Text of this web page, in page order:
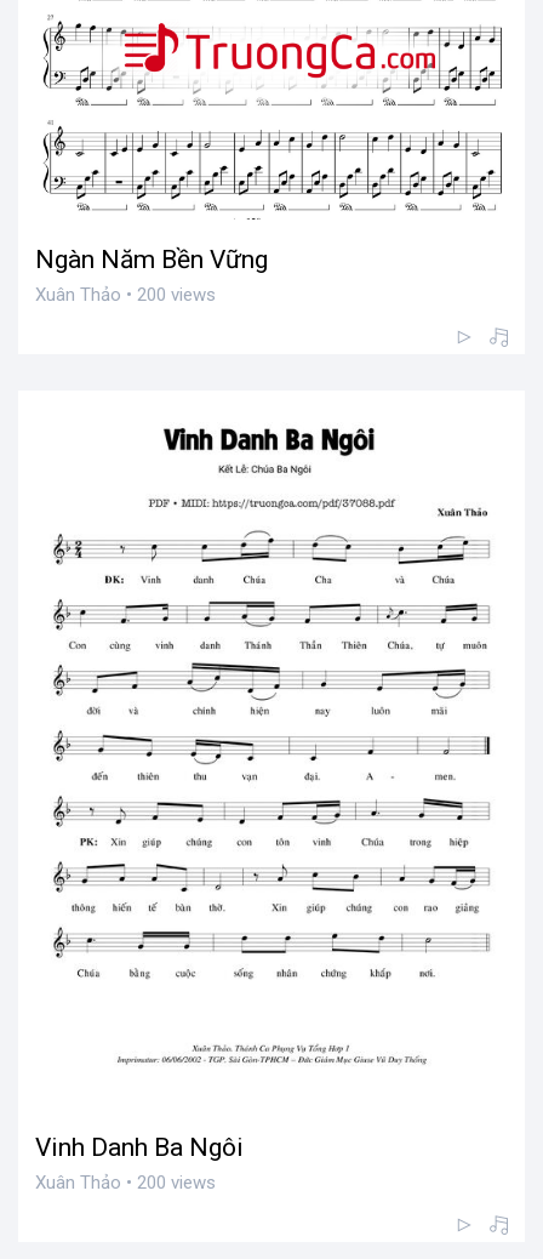
Ngàn Năm Bền Vững
Xuân Thảo • 200 views
Vinh Danh Ba Ngôi
Xuân Thảo • 200 views